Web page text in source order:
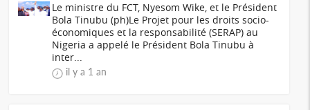
Le ministre du FCT, Nyesom Wike, et le Président
Bola Tinubu (ph)Le Projet pour les droits socio-
économiques et la responsabilité (SERAP) au
Nigeria a appelé le Président Bola Tinubu à
inter...
il y a 1 an